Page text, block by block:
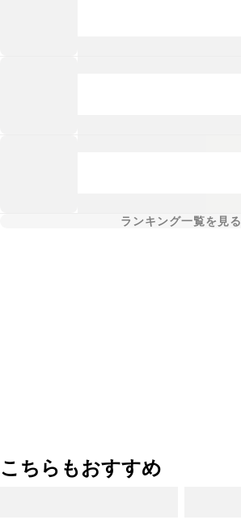
ランキング一覧を見る
こちらもおすすめ